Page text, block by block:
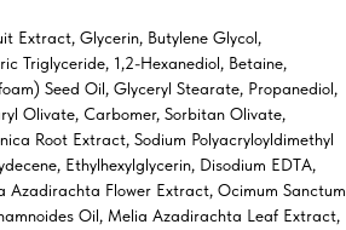
Extract, Glycerin, Butylene Glycol,
Triglyceride, 1,2-Hexanediol, Betaine,
Seed Oil, Glyceryl Stearate, Propanediol,
Olivate, Carbomer, Sorbitan Olivate,
Root Extract, Sodium Polyacryloyldimethyl
Ethylhexylglycerin, Disodium EDTA,
Azadirachta Flower Extract, Ocimum Sanctum
Oil, Melia Azadirachta Leaf Extract,